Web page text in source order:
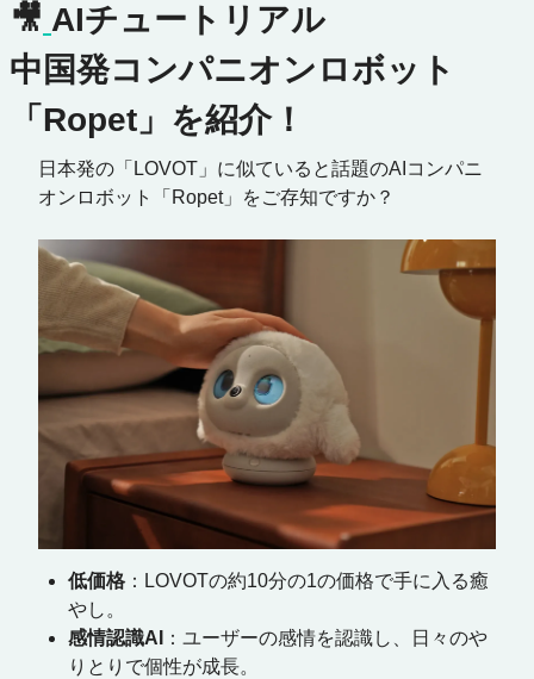
🎥 AIチュートリアル
中国発コンパニオンロボット
「Ropet」を紹介！
日本発の「LOVOT」に似ていると話題のAIコンパニ
オンロボット「Ropet」をご存知ですか？
低価格 ：LOVOTの約10分の1の価格で手に入る癒
やし。
感情認識AI
：ユーザーの感情を認識し、日々のや
りとりで個性が成長。